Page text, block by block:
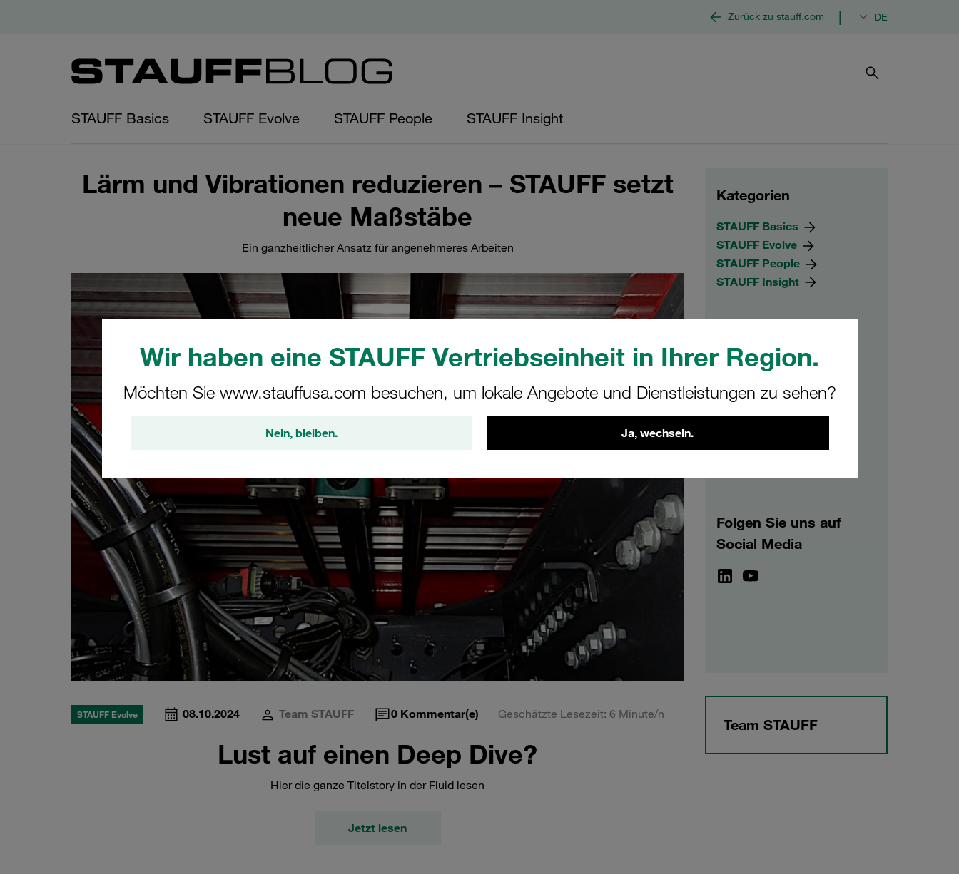
Wir haben eine STAUFF Vertriebseinheit in Ihrer Region.
Möchten Sie www.stauffusa.com besuchen, um lokale Angebote und Dienstleistungen zu sehen?
Nein, bleiben. Ja, wechseln.
Zurück zu stauff.com DE
STAUFF Basics STAUFF Evolve STAUFF People STAUFF Insight
Lärm und Vibrationen reduzieren – STAUFF setzt
neue Maßstäbe
Ein ganzheitlicher Ansatz für angenehmeres Arbeiten
STAUFF Evolve 08.10.2024 Team STAUFF 0Kommentar(e) Geschätzte Lesezeit: 6 Minute/n
Lust auf einen Deep Dive?
Hier die ganze Titelstory in der Fluid lesen
Jetzt lesen
Kategorien
STAUFF Basics
STAUFF Evolve
STAUFF People
STAUFF Insight
2026
Folgen Sie uns auf
Social Media
Team STAUFF